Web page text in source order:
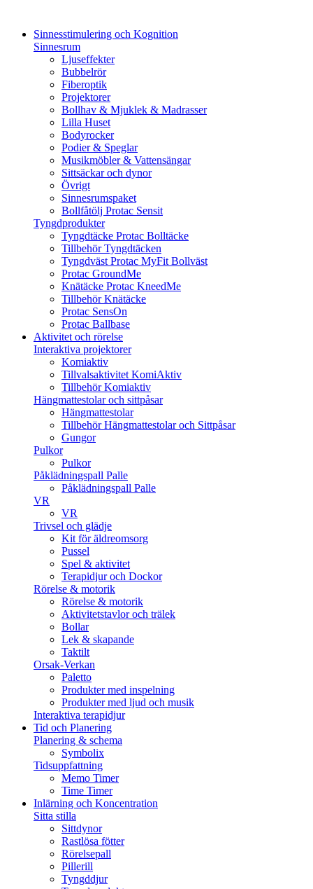
Sinnesstimulering och Kognition
Sinnesrum
Ljuseffekter
Bubbelrör
Fiberoptik
Projektorer
Bollhav & Mjuklek & Madrasser
Lilla Huset
Bodyrocker
Podier & Speglar
Musikmöbler & Vattensängar
Sittsäckar och dynor
Övrigt
Sinnesrumspaket
Bollfåtölj Protac Sensit
Tyngdprodukter
Tyngdtäcke Protac Bolltäcke
Tillbehör Tyngdtäcken
Tyngdväst Protac MyFit Bollväst
Protac GroundMe
Knätäcke Protac KneedMe
Tillbehör Knätäcke
Protac SensOn
Protac Ballbase
Aktivitet och rörelse
Interaktiva projektorer
Komiaktiv
Tillvalsaktivitet KomiAktiv
Tillbehör Komiaktiv
Hängmattestolar och sittpåsar
Hängmattestolar
Tillbehör Hängmattestolar och Sittpåsar
Gungor
Pulkor
Pulkor
Påklädningspall Palle
Påklädningspall Palle
VR
VR
Trivsel och glädje
Kit för äldreomsorg
Pussel
Spel & aktivitet
Terapidjur och Dockor
Rörelse & motorik
Rörelse & motorik
Aktivitetstavlor och trälek
Bollar
Lek & skapande
Taktilt
Orsak-Verkan
Paletto
Produkter med inspelning
Produkter med ljud och musik
Interaktiva terapidjur
Tid och Planering
Planering & schema
Symbolix
Tidsuppfattning
Memo Timer
Time Timer
Inlärning och Koncentration
Sitta stilla
Sittdynor
Rastlösa fötter
Rörelsepall
Pillerill
Tyngddjur